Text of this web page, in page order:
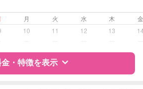
夜間対応
お泊まり保育
病児、病後児、ともに可能
月 火 水 木
10 11 12 13
・特徴を表示